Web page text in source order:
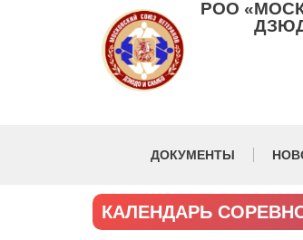
РОО
ДОКУМЕНТЫ
КАЛЕНДАРЬ